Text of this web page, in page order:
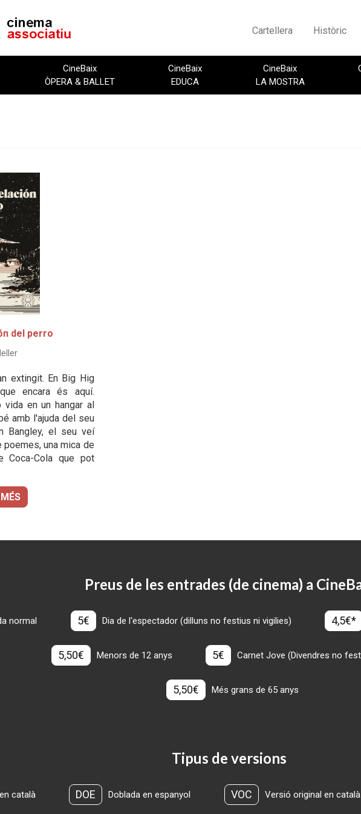
Cartellera Històric
CineBaix
ÒPERA & BALLET
CineBaix
EDUCA
CineBaix
LA MOSTRA
del perro
extingit. En Big Hig
encara és aquí.
vida en un hangar al
amb l'ajuda del seu
Bangley, el seu veí
una mica de
Coca-Cola que pot
Preus de les entrades (de cinema) a
normal 5€ Dia de l'espectador (dilluns no festius ni vigilies) 4,5€*
5,50€ Menors de 12 anys 5€ Carnet Jove (Divendres no
5,50€ Més grans de 65 anys
Tipus de versions
català DOE Doblada en espanyol VOC Versió original en català